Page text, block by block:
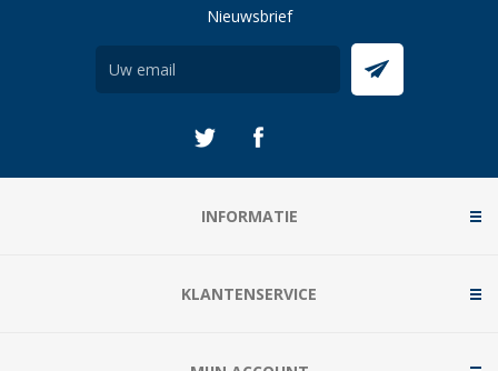
Nieuwsbrief
INFORMATIE
KLANTENSERVICE